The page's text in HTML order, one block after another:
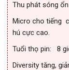
Thu phát sóng
Micro cho tiếng
hú cực cao.
Tuổi thọ pin:
8
Diversity tăng,